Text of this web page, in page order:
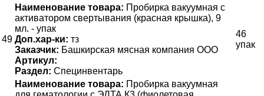
49
Наименование товара: Пробирка вакуумная с
активатором свертывания (красная крышка), 9
мл. - упак
Доп.хар-ки: тз
Заказчик: Башкирская мясная компания ООО
Артикул:
Раздел: Специнвентарь
46
упак
Наименование товара: Пробирка вакуумная